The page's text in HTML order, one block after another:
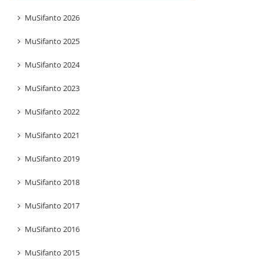
MuSifanto 2026
MuSifanto 2025
MuSifanto 2024
MuSifanto 2023
MuSifanto 2022
MuSifanto 2021
MuSifanto 2019
MuSifanto 2018
MuSifanto 2017
MuSifanto 2016
MuSifanto 2015